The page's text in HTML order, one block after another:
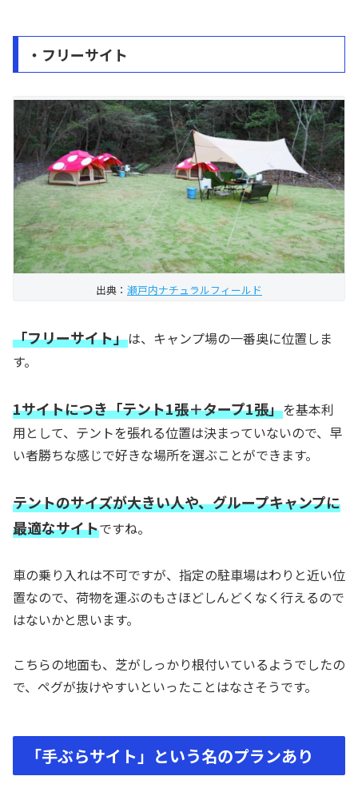
・フリーサイト
出典： 瀬戸内ナチュラルフィールド
「フリーサイト」は、キャンプ場の一番奥に位置しま
す。
1サイトにつき「テント1張＋タープ1張」を基本利
用として、テントを張れる位置は決まっていないので、早
い者勝ちな感じで好きな場所を選ぶことができます。
テントのサイズが大きい人や、グループキャンプに
最適なサイトですね。
車の乗り入れは不可ですが、指定の駐車場はわりと近い位
置なので、荷物を運ぶのもさほどしんどくなく行えるので
はないかと思います。
こちらの地面も、芝がしっかり根付いているようでしたの
で、ペグが抜けやすいといったことはなさそうです。
「手ぶらサイト」という名のプランあり